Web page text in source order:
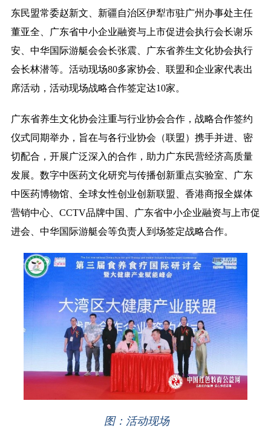
东民盟常委赵新文、新疆自治区伊犁市驻广州办事处主任
董亚全、广东省中小企业融资与上市促进会执行会长谢乐
安、中华国际游艇会会长张震、广东省养生文化协会执行
会长林潜等。活动现场80多家协会、联盟和企业家代表出
席活动，活动现场战略合作签定达10家。
广东省养生文化协会注重与行业协会合作，战略合作签约
仪式同期举办，旨在与各行业协会（联盟）携手并进、密
切配合，开展广泛深入的合作，助力广东民营经济高质量
发展。数字中医药文化研究与传播创新重点实验室、广东
中医药博物馆、全球女性创业创新联盟、香港商报全媒体
营销中心、CCTV品牌中国、广东省中小企业融资与上市促
进会、中华国际游艇会等负责人到场签定战略合作。
图：活动现场